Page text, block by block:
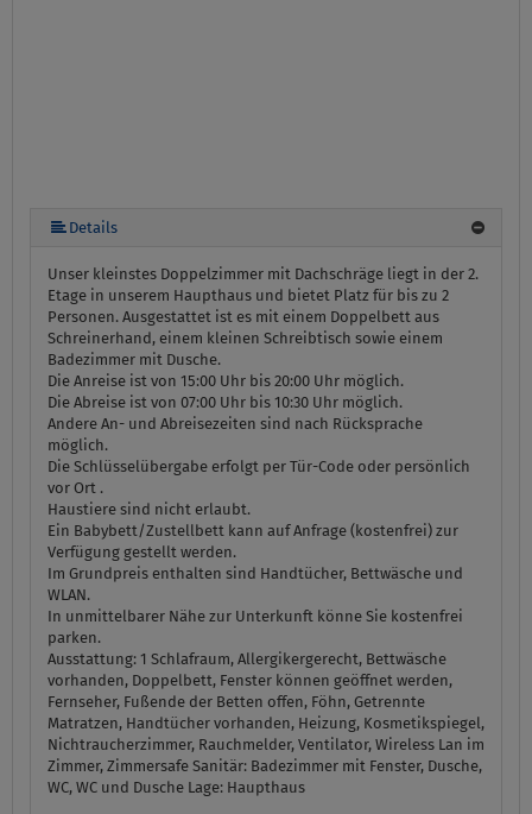
Details
Unser kleinstes Doppelzimmer mit Dachschräge liegt in der 2.
Etage in unserem Haupthaus und bietet Platz für bis zu 2
Personen. Ausgestattet ist es mit einem Doppelbett aus
Schreinerhand, einem kleinen Schreibtisch sowie einem
Badezimmer mit Dusche.
Die Anreise ist von 15:00 Uhr bis 20:00 Uhr möglich.
Die Abreise ist von 07:00 Uhr bis 10:30 Uhr möglich.
Andere An- und Abreisezeiten sind nach Rücksprache
möglich.
Die Schlüsselübergabe erfolgt per Tür-Code oder persönlich
vor Ort .
Haustiere sind nicht erlaubt.
Ein Babybett/Zustellbett kann auf Anfrage (kostenfrei) zur
Verfügung gestellt werden.
Im Grundpreis enthalten sind Handtücher, Bettwäsche und
WLAN.
In unmittelbarer Nähe zur Unterkunft könne Sie kostenfrei
parken.
Ausstattung: 1 Schlafraum, Allergikergerecht, Bettwäsche
vorhanden, Doppelbett, Fenster können geöffnet werden,
Fernseher, Fußende der Betten offen, Föhn, Getrennte
Matratzen, Handtücher vorhanden, Heizung, Kosmetikspiegel,
Nichtraucherzimmer, Rauchmelder, Ventilator, Wireless Lan im
Zimmer, Zimmersafe Sanitär: Badezimmer mit Fenster, Dusche,
WC, WC und Dusche Lage: Haupthaus